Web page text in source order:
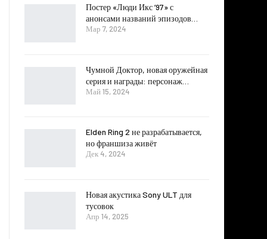
Постер «Люди Икс ’97» с
анонсами названий эпизодов…
Мар 7, 2024
Чумной Доктор, новая оружейная
серия и награды: персонаж…
Май 15, 2024
Elden Ring 2 не разрабатывается,
но франшиза живёт
Дек 4, 2024
Новая акустика Sony ULT для
тусовок
Апр 14, 2025